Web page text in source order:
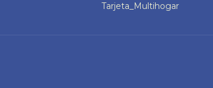
Tarjeta_Multihogar